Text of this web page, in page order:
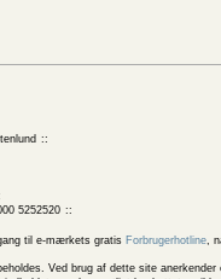
5252520
til e-mærkets gratis Forbrugerhotline,
Ved brug af dette site